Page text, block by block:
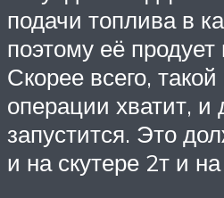
подачи топлива в
поэтому её продует
Скорее всего,
операции хватит, и
запустится. Это
и на скутере 2т и